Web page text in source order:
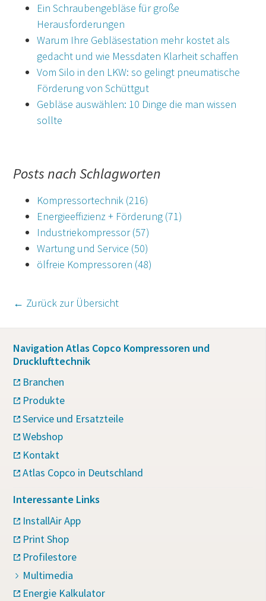
Ein Schraubengebläse für große
Herausforderungen
Warum Ihre Gebläsestation mehr kostet als
gedacht und wie Messdaten Klarheit schaffen
Vom Silo in den LKW: so gelingt pneumatische
Förderung von Schüttgut
Gebläse auswählen: 10 Dinge die man wissen
sollte
Posts nach Schlagworten
Kompressortechnik (216)
Energieeffizienz + Förderung (71)
Industriekompressor(57)
Wartung und Service (50)
ölfreie Kompressoren (48)
← Zurück zur Übersicht
Navigation Atlas Copco Kompressoren und
Drucklufttechnik
Branchen
Produkte
Service und Ersatzteile
Webshop
Kontakt
Atlas Copco in Deutschland
Interessante Links
InstallAir App
Print Shop
Profilestore
Multimedia
Energie Kalkulator